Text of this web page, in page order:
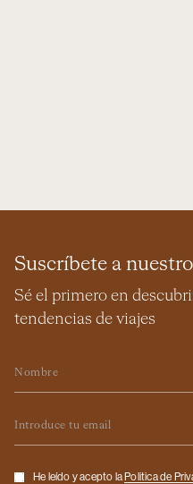
Suscríbete a
Sé el primero en
tendencias de viajes
Checkbox
He leído y acepto la Politica de